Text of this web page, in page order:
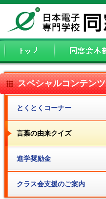
スペシャルコンテンツ
とくとくコーナー
言葉の由来クイズ
進学奨励金
クラス会支援のご案内